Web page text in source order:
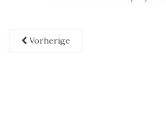
Vorherige